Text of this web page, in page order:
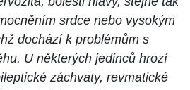
srdce nebo vysokým
dochází k problémům s
U některých jedinců hrozí
záchvaty, revmatické